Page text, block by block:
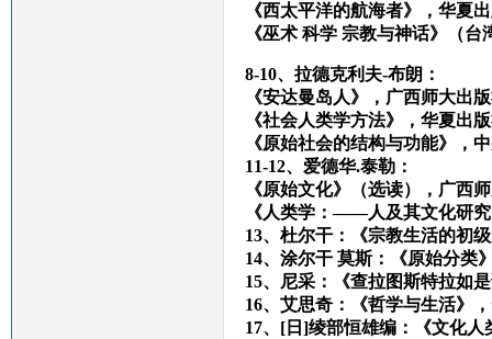
《西太平洋的航海者》，华夏
《巫术 科学 宗教与神话》（台
8-10、拉德克利夫-布朗：
《安达曼岛人》，广西师大出
《社会人类学方法》，华夏出
《原始社会的结构与功能》，
11-12、爱德华.泰勒：
《原始文化》（选读），广西
《人类学：——人及其文化研
13、杜尔干：《宗教生活的初
14、涂尔干 莫斯：《原始分类
15、尼采：《查拉图斯特拉如
16、艾思奇：《哲学与生活》
17、[日]绫部恒雄编：《文化人